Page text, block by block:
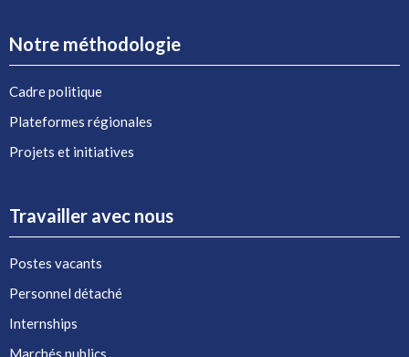
Notre méthodologie
Cadre politique
Plateformes régionales
Projets et initiatives
Travailler avec nous
Postes vacants
Personnel détaché
Internships
Marchés publics